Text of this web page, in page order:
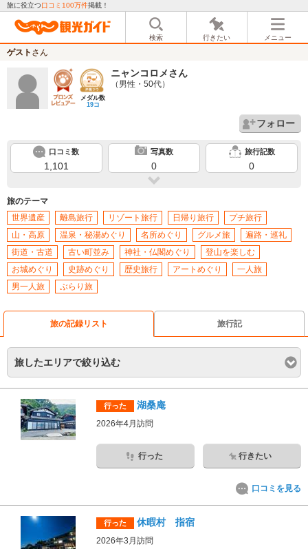
旅に役立つ口コミ100万件掲載！
検索 行きたい メニュー
ゲスト さん
メダル数
19コ
ニャンコロメさん
（男性・50代）
フォロー
口コミ数
1,101
写真数
0
旅行記数
0
旅のテーマ
世界遺産
離島旅行 リゾート旅行 日帰り旅行
プチ旅行
山・高原
温泉・秘湯めぐり 名所めぐり グルメ旅
遍路・巡礼
街道・古道
古い町並み 神社・仏閣めぐり
登山を楽しむ
お城めぐり
史跡めぐり 歴史旅行 アートめぐり
一人旅
男一人旅
ぶらり旅
旅の記録リスト 旅行記
旅したエリアで絞り込む
行った 湖桑庵
2026年4月訪問
行った 行きたい
口コミを見る
行った 休暇村 指宿
2026年3月訪問